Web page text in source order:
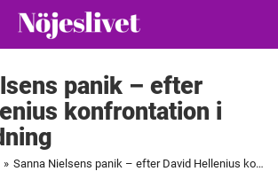
panik – efter
konfrontation i
» Sanna Nielsens panik – efter David Hellenius konfrontation i direktsändning